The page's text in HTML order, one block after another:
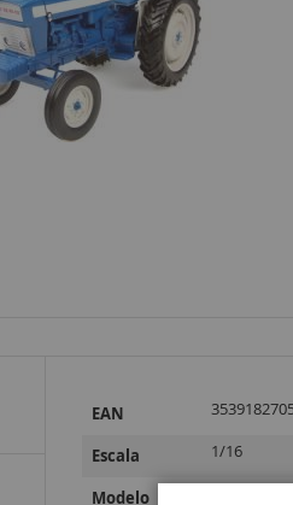
Información
EAN
Escala 1/16
Modelo